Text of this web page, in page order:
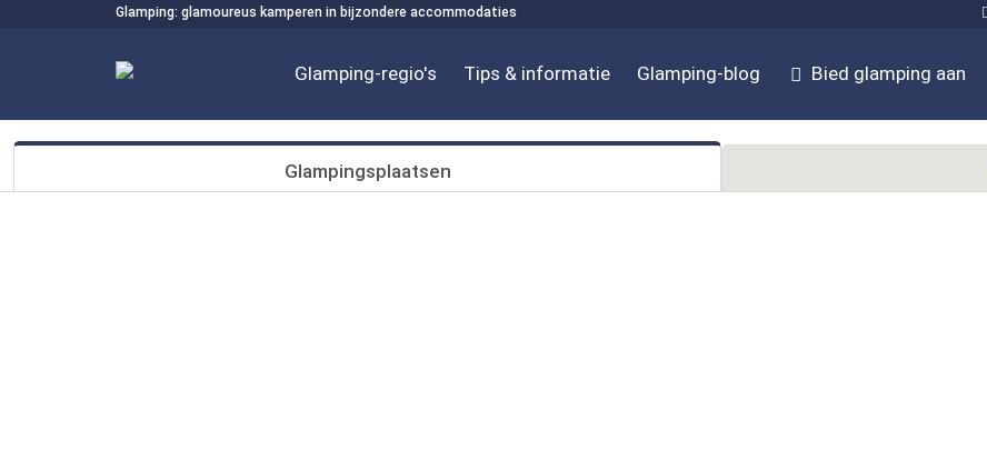
Glamping: glamoureus kamperen in bijzondere accommodaties
Glamping-regio's Tips & informatie Glamping-blog Bied glamping aan
Glampingsplaatsen